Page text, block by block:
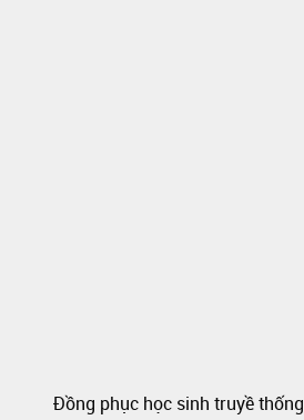
Đồng phục học sinh truyề thống